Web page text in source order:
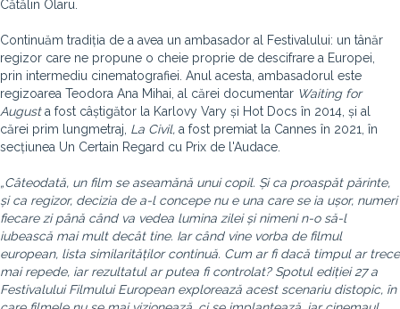
Cătălin Olaru.
Continuăm tradiția de a avea un ambasador al Festivalului: un tânăr
regizor care ne propune o cheie proprie de descifrare a Europei,
prin intermediu cinematografiei. Anul acesta, ambasadorul este
regizoarea Teodora Ana Mihai, al cărei documentar Waiting for
Augusta fost câștigător la Karlovy Vary și Hot Docs în 2014, și al
cărei prim lungmetraj, La Civil, a fost premiat la Cannes în 2021, în
secțiunea Un Certain Regard cu Prix de l'Audace.
„Câteodată, un film se aseamănă unui copil. Și ca proaspăt părinte,
și ca regizor, decizia de a-l concepe nu e una care se ia ușor, numeri
fiecare zi până când va vedea lumina zilei și nimeni n-o să-l
iubească mai mult decât tine. Iar când vine vorba de filmul
european, lista similarităților continuă. Cum ar fi dacă timpul ar trece
mai repede, iar rezultatul ar putea fi controlat? Spotul ediției 27 a
Festivalului Filmului European explorează acest scenariu distopic, în